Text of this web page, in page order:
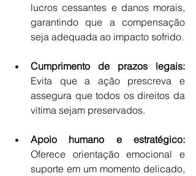
lucros cessantes e danos morais,
garantindo que a compensação
seja adequada ao impacto sofrido.
Cumprimento de prazos legais:
Evita que a ação prescreva e
assegura que todos os direitos da
vítima sejam preservados.
Apoio humano e estratégico:
Oferece orientação emocional e
suporte em um momento delicado,